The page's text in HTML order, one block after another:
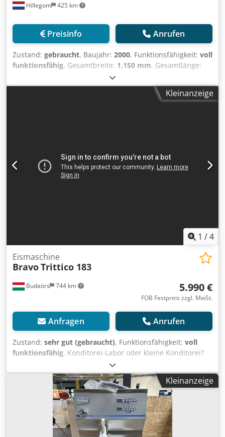
Hillegom 425 km
Preisinfo Anrufen
Zustand: gebraucht, Baujahr: 2000, Funktionsfähigkeit: voll
funktionsfähig, Gesamtbreite: 1.150 mm, Gesamtlänge:
2.400 mm
Monate, Leergewicht:1.360 kg, Gebrauchte vertikale Atlas
/ Sabroe V316 AFT Scherbeneismaschine. Komplett mit
Trommel angepasst wird. Gewicht: 1.360 kg. Dkjdpfx Ansv
Uba Nofor Spezifikationen Marke: Sabroe Typ: V316 AFT
Kapazität: 8.000 bis 19.000 kg/24 Std. Kältemittel:
Kleinanzeige
1 /4
Budaörs 744 km
Eismaschine
BravoTrittico 183
5.990 €
FOB Festpreis zzgl. MwSt.
Anfragen Anrufen
Zustand: sehr gut (gebraucht), Funktionsfähigkeit: voll
funktionsfähig, Konditorei-Labor oder kleine Konditorei?
Zum Verkauf steht eine Bravo 183 Executive Kombi-
Eismaschine in schönem Zustand. Kochen und Gefrieren
in einem Gerät – zahlreiche werkseitige Programme (z.B.
Creme- und Marmeladenkochen, Schokoladetemperieren,
Brandteigherstellung, Cremekühlung, Glaze-Produktion,
Macaron-Baiser usw.). Trittico® Executive 183 Kombinierte
Maschine mit Ionik-System und Doppel-Inverter für
Kleinanzeige